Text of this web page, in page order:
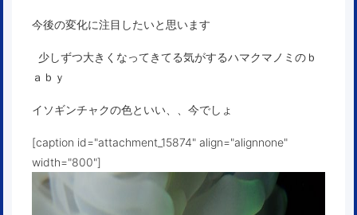
今後の変化に注目したいと思います
少しずつ大きくなってきてる気がするハマクマノミのｂ
ａｂｙ
イソギンチャクの色といい、、今でしょ
[caption id="attachment_15874" align="alignnone"
width="800"]